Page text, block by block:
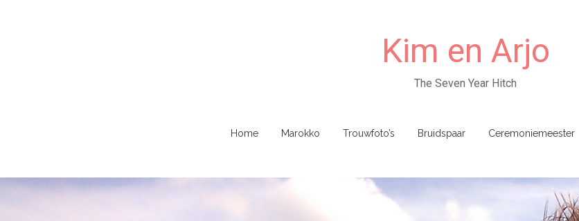
Kim en Arjo
The Seven Year Hitch
Home Marokko Trouwfoto’s Bruidspaar Ceremoniemeester